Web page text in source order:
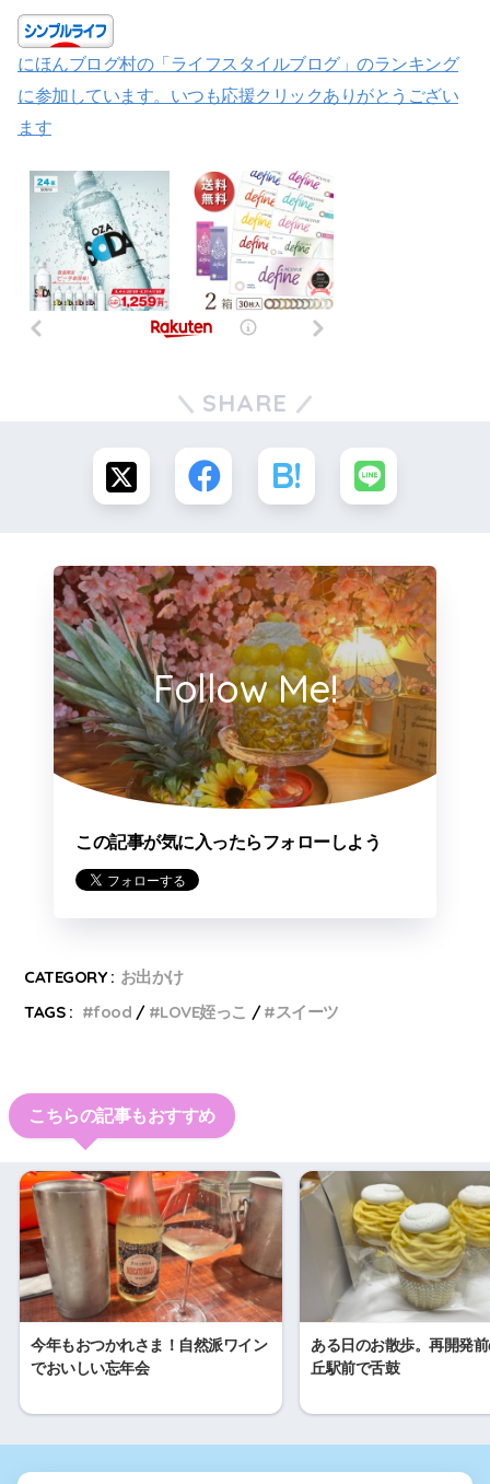
にほんブログ村の「ライフスタイルブログ」のランキング
に参加しています。いつも応援クリックありがとうござい
ます
SHARE
Follow Me!
この記事が気に入ったらフォローしよう
CATEGORY : お出かけ
TAGS :
food LOVE姪っこ スイーツ
こちらの記事もおすすめ
今年もおつかれさま！自然派ワイン
でおいしい忘年会
ある日のお散歩。再開発
丘駅前で舌鼓